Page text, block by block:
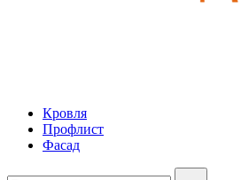
Кровля
Профлист
Фасад